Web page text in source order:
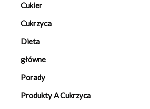
Cukier
Cukrzyca
Dieta
główne
Porady
Produkty A Cukrzyca